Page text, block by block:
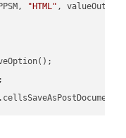
"HTML" ,